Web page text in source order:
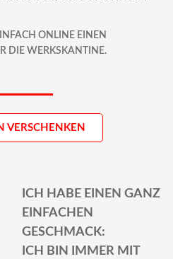
ONLINE EINEN
DIE WERKSKANTINE.
VERSCHENKEN
ICH HABE EINEN GANZ
EINFACHEN
GESCHMACK:
ICH BIN IMMER MIT